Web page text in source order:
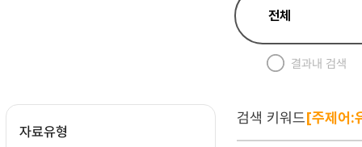
결과내 검색
자료유형
검색 키워드[주제어: